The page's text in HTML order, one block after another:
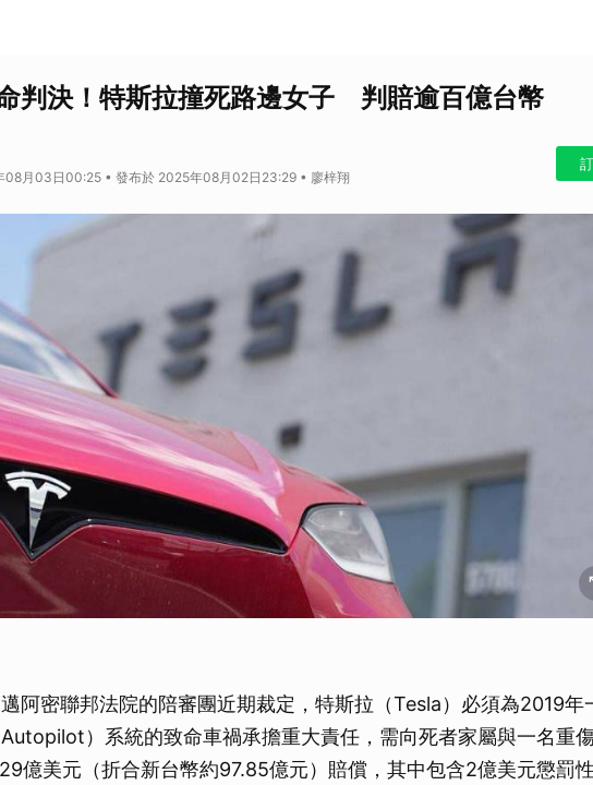
判決！特斯拉撞死路邊女子 判賠逾百億台幣
08月03日00:25 • 發布於 2025年08月02日23:29 • 廖梓翔
阿密聯邦法院的陪審團近期裁定，特斯拉（Tesla）必須為2019年
）系統的致命車禍承擔重大責任，需向死者家屬與一名重
億美元（折合新台幣約97.85億元）賠償，其中包含2億美元懲罰